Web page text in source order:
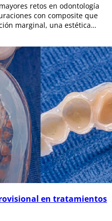
retos en odontología
con composite que
marginal, una estética
en tratamientos